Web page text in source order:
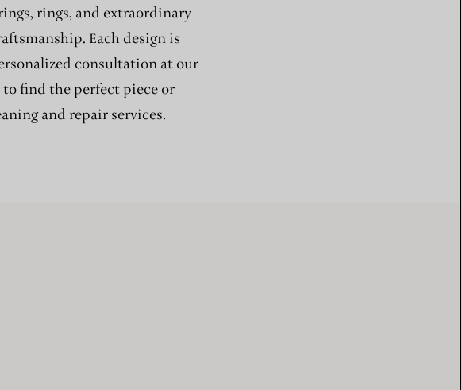
rings, and extraordinary
Each design is
consultation at our
to find the perfect piece or
and repair services.